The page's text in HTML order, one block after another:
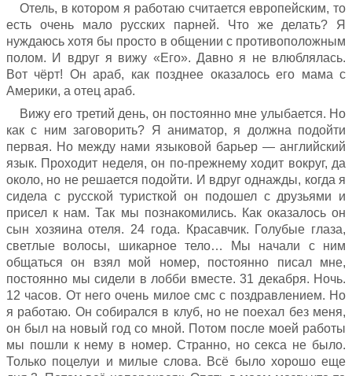
Отель, в котором я работаю считается европейским, то
есть очень мало русских парней. Что же делать? Я
нуждаюсь хотя бы просто в общении с противоположным
полом. И вдруг я вижу «Его». Давно я не влюблялась.
Вот чёрт! Он араб, как позднее оказалось его мама с
Америки, а отец араб.
Вижу его третий день, он постоянно мне улыбается. Но
как с ним заговорить? Я аниматор, я должна подойти
первая. Но между нами языковой барьер — английский
язык. Проходит неделя, он по-прежнему ходит вокруг, да
около, но не решается подойти. И вдруг однажды, когда я
сидела с русской туристкой он подошел с друзьями и
присел к нам. Так мы познакомились. Как оказалось он
сын хозяина отеля. 24 года. Красавчик. Голубые глаза,
светлые волосы, шикарное тело… Мы начали с ним
общаться он взял мой номер, постоянно писал мне,
постоянно мы сидели в лобби вместе. 31 декабря. Ночь.
12 часов. От него очень милое смс с поздравлением. Но
я работаю. Он собирался в клуб, но не поехал без меня,
он был на новый год со мной. Потом после моей работы
мы пошли к нему в номер. Странно, но секса не было.
Только поцелуи и милые слова. Всё было хорошо еще